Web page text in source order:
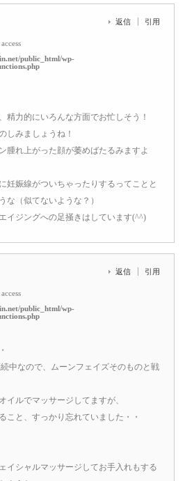
public_html/wp-
返信 引用
精力的にいろんな方面でお忙しそう！
しみましょうね！
腫れ上がった顔が萎めばたるみますよ
妊娠線がついちゃったりするってことと
な（似てないような？）
イジングへの足掻きはしています(^^)
public_html/wp-
返信 引用
中なので、ムーンフェイズそのものと戦
イルでマッサージしてますが、
こと、すっかり忘れていました・・
イシャルマッサージしてお手入れもする